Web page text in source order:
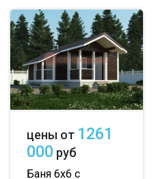
сухой кедр
профилированный
100х150
150х150
150х200
цены от 1261
000 руб
Баня 6х6 с